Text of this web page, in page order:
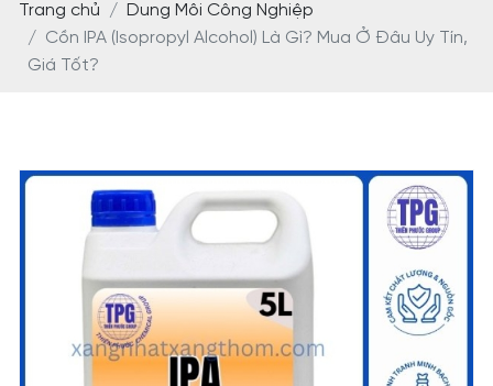
Trang chủ
Dung Môi Công Nghiệp
Cồn IPA (Isopropyl Alcohol) Là Gì? Mua Ở Đâu Uy Tín,
Giá Tốt?